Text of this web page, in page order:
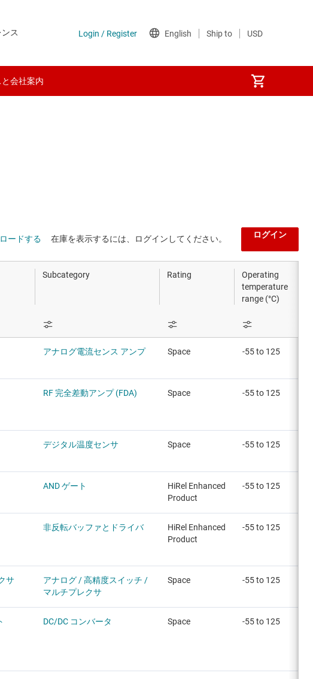
ス
会社案内
ードする 在庫を表示するには、ログインしてください。 ログイン
Operating
temperature
range (°C)
Rating
Subcategory
アナログ電流センス アンプ Space -55 to 125
RF 完全差動アンプ (FDA) Space -55 to 125
デジタル温度センサ Space -55 to 125
AND ゲート
HiRel Enhanced
Product
-55 to 125
非反転バッファとドライバ
HiRel Enhanced
Product
-55 to 125
サ
アナログ / 高精度スイッチ /
マルチプレクサ
Space -55 to 125
DC/DC コンバータ Space -55 to 125